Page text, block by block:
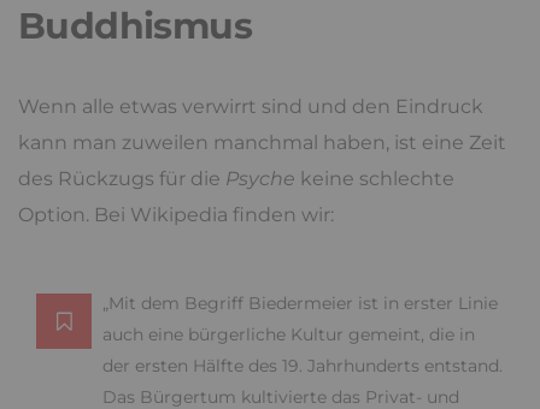
Buddhismus
Wenn alle etwas verwirrt sind und den Eindruck
kann man zuweilen manchmal haben, ist eine Zeit
des Rückzugs für die Psyche keine schlechte
Option. Bei Wikipedia finden wir:
„Mit dem Begriff Biedermeier ist in erster Linie
auch eine bürgerliche Kultur gemeint, die in
der ersten Hälfte des 19. Jahrhunderts entstand.
Das Bürgertum kultivierte das Privat- und